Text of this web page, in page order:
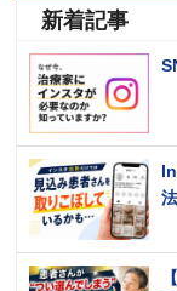
新着記事